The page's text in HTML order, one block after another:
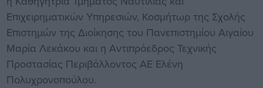
Επιχειρηματικών Υπηρεσιών, Κοσμήτωρ της Σχολής
Επιστημών της Διοίκησης του Πανεπιστημίου Αιγαίου
Μαρία Λεκάκου και η Αντιπρόεδρος Τεχνικής
Προστασίας Περιβάλλοντος ΑΕ Ελένη
Πολυχρονοπούλου.